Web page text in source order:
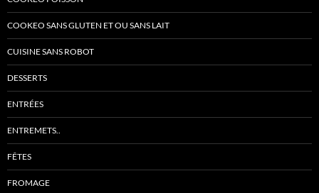
COOKEO SANS GLUTEN ET OU SANS LAIT
CUISINE SANS ROBOT
DESSERTS
ENTRÉES
ENTREMETS..
FÊTES
FROMAGE